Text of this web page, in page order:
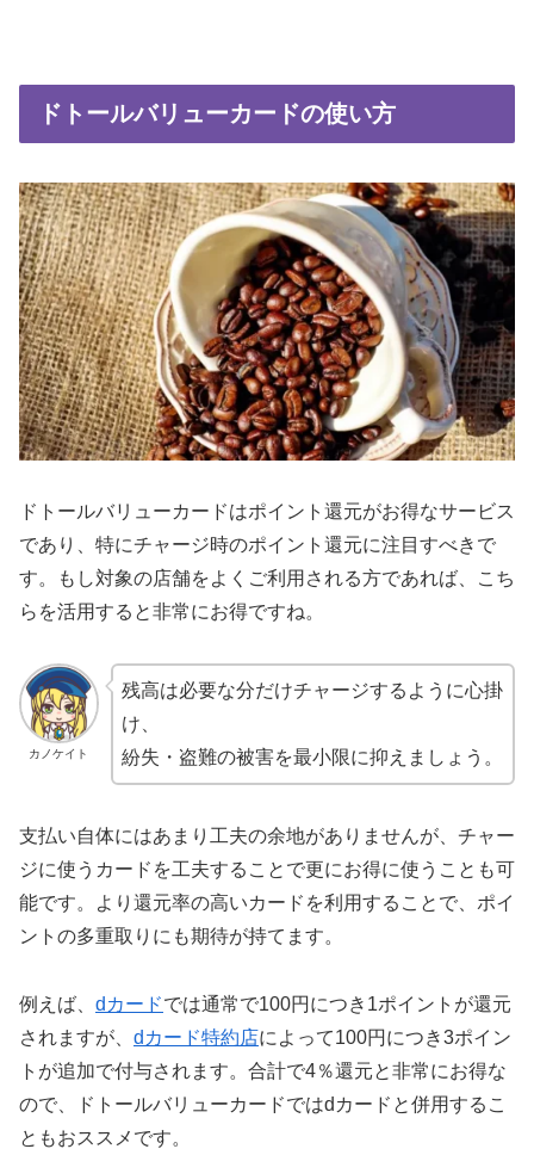
ドトールバリューカードの使い方
ドトールバリューカードはポイント還元がお得なサービス
であり、特にチャージ時のポイント還元に注目すべきで
す。もし対象の店舗をよくご利用される方であれば、こち
らを活用すると非常にお得ですね。
カノケイト
残高は必要な分だけチャージするように心掛
け、
紛失・盗難の被害を最小限に抑えましょう。
支払い自体にはあまり工夫の余地がありませんが、チャー
ジに使うカードを工夫することで更にお得に使うことも可
能です。より還元率の高いカードを利用することで、ポイ
ントの多重取りにも期待が持てます。
例えば、 dカードでは通常で100円につき1ポイントが還元
されますが、 dカード特約店によって100円につき3ポイン
トが追加で付与されます。合計で4％還元と非常にお得な
ので、ドトールバリューカードではdカードと併用するこ
ともおススメです。